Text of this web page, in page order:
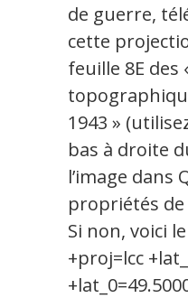
de guerre,
cette
feuille 8E des
1943 »
bas à droite
l’image dans
propriétés de
Si non, voici
+proj=lcc